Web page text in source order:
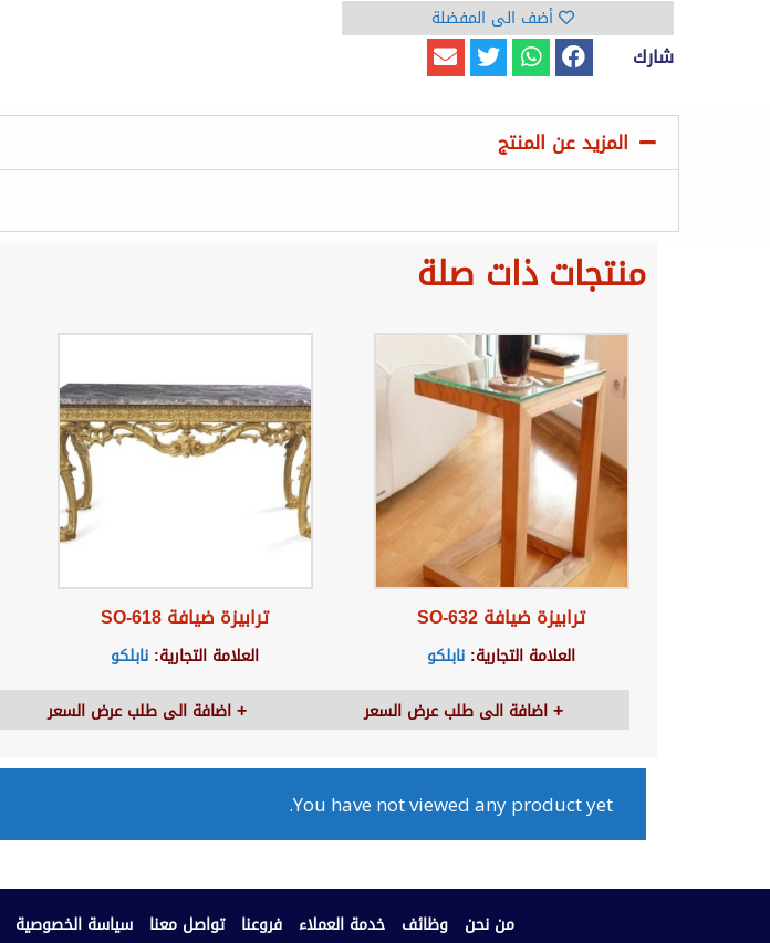
أضف الى المفضلة
شارك
المزيد عن المنتج
منتجات ذات صلة
ترابيزة ضيافة SO-632
العلامة التجارية: نابلكو
اضافة الى طلب عرض السعر
ترابيزة ضيافة SO-618
العلامة التجارية: نابلكو
اضافة الى طلب عرض السعر
You have not viewed any product yet.
من نحن وظائف خدمة العملاء فروعنا تواصل معنا سياسة الخصوصية